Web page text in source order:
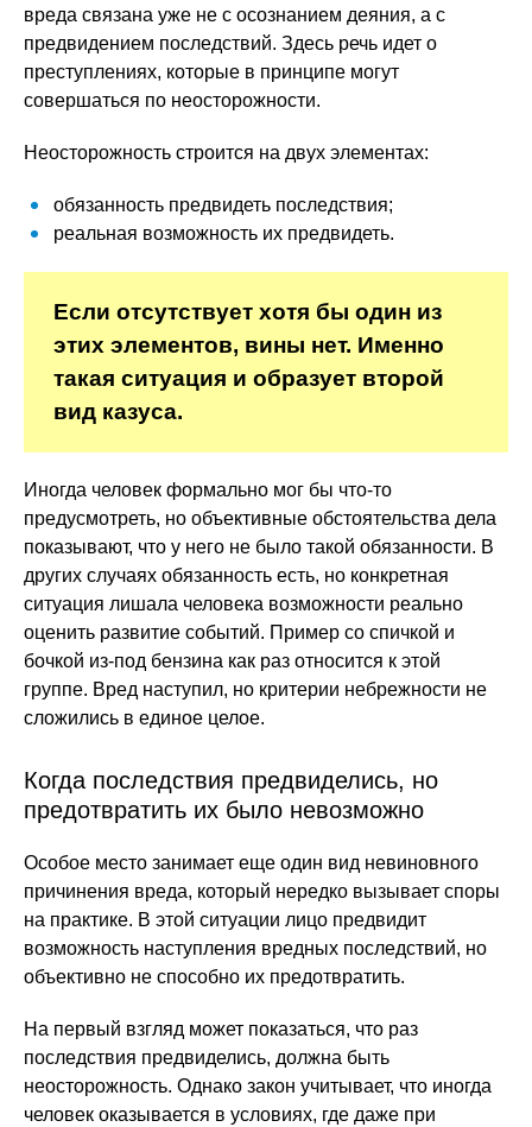
вреда связана уже не с осознанием деяния, а с
предвидением последствий. Здесь речь идет о
преступлениях, которые в принципе могут
совершаться по неосторожности.
Неосторожность строится на двух элементах:
обязанность предвидеть последствия;
реальная возможность их предвидеть.
Если отсутствует хотя бы один из
этих элементов, вины нет. Именно
такая ситуация и образует второй
вид казуса.
Иногда человек формально мог бы что-то
предусмотреть, но объективные обстоятельства дела
показывают, что у него не было такой обязанности. В
других случаях обязанность есть, но конкретная
ситуация лишала человека возможности реально
оценить развитие событий. Пример со спичкой и
бочкой из-под бензина как раз относится к этой
группе. Вред наступил, но критерии небрежности не
сложились в единое целое.
Когда последствия предвиделись, но
предотвратить их было невозможно
Особое место занимает еще один вид невиновного
причинения вреда, который нередко вызывает споры
на практике. В этой ситуации лицо предвидит
возможность наступления вредных последствий, но
объективно не способно их предотвратить.
На первый взгляд может показаться, что раз
последствия предвиделись, должна быть
неосторожность. Однако закон учитывает, что иногда
человек оказывается в условиях, где даже при